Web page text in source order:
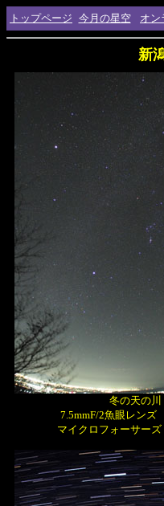
トップページ 今月の星空 オン
新
冬の天の川
7.5mmF/2魚眼レン
マイクロフォーサー